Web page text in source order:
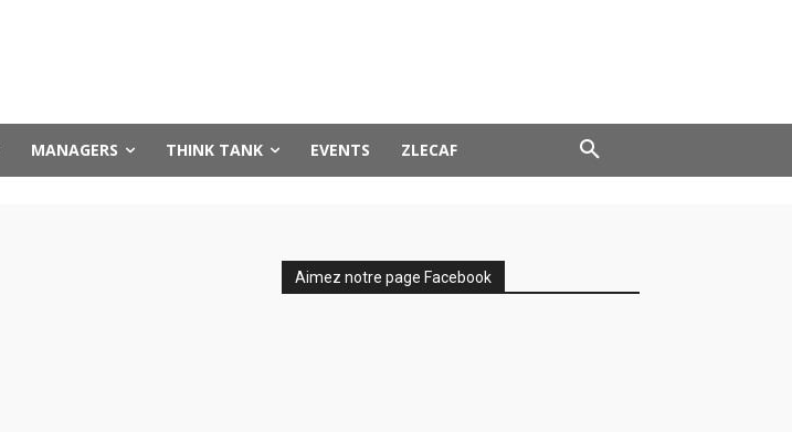
MANAGERS THINK TANK EVENTS ZLECAF
Aimez notre page Facebook